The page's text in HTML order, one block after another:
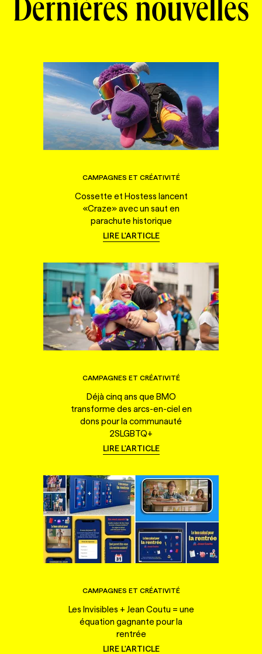
Dernières nouvelles
CAMPAGNES ET CRÉATIVITÉ
Cossette et Hostess lancent
«Craze» avec un saut en
parachute historique
LIRE L'ARTICLE
CAMPAGNES ET CRÉATIVITÉ
Déjà cinq ans que BMO
transforme des arcs-en-ciel en
dons pour la communauté
2SLGBTQ+
LIRE L'ARTICLE
CAMPAGNES ET CRÉATIVITÉ
Les Invisibles + Jean Coutu = une
équation gagnante pour la
rentrée
LIRE L'ARTICLE